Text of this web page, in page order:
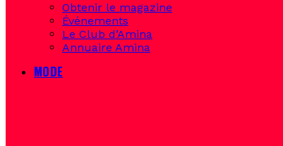
Obtenir le magazine
Événements
Le Club d’Amina
Annuaire Amina
MODE